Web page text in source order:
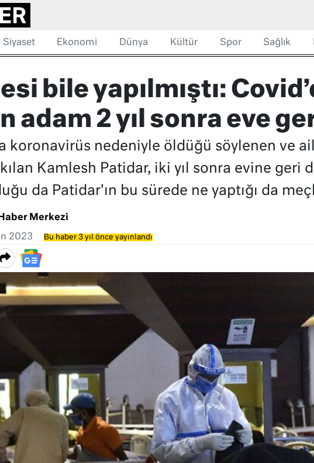
Siyaset Ekonomi Dünya Kültür Spor Sağlık
bile yapılmıştı:
adam 2 yıl sonra eve
koronavirüs nedeniyle öldüğü söylenen ve
Kamlesh Patidar, iki yıl sonra evine geri
da Patidar'ın bu sürede ne yaptığı da
Merkezi
2023 Bu haber 3 yıl önce yayınlandı